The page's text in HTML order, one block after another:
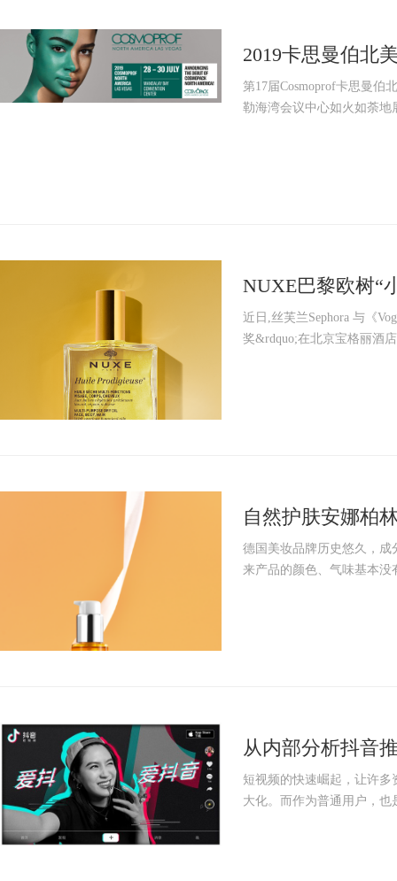
2019卡思曼伯北
商机
第17届Cosmoprof卡思曼伯
勒海湾会议中心如火如荼地
NUXE巴黎欧树“
VOGUE“网络传
近日,丝芙兰Sephora 与《
奖&rdquo;在北京宝格丽酒
自然护肤安娜柏
德国美妆品牌历史悠久，
来产品的颜色、气味基本
从内部分析抖音
万-梵蜜琳抖音竖
短视频的快速崛起，让许
大化。而作为普通用户，